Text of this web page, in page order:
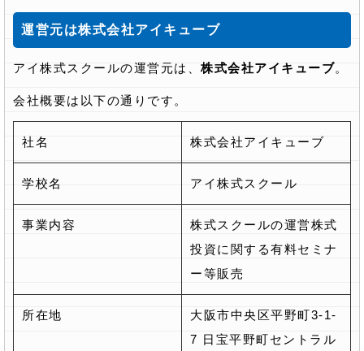
運営元は株式会社アイキューブ
アイ株式スクールの運営元は、 株式会社アイキューブ。
会社概要は以下の通りです。
社名 株式会社アイキューブ
学校名 アイ株式スクール
事業内容
株式スクールの運営株式
投資に関する有料セミナ
ー等販売
所在地
大阪市中央区平野町3-1-
7 日宝平野町セントラル